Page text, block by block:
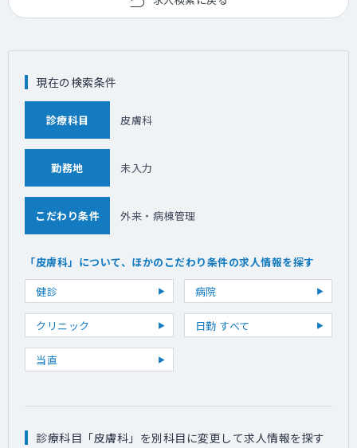
現在の検索条件
診療科目 皮膚科
勤務地 未入力
こだわり条件 外来・病棟管理
「皮膚科」について、ほかのこだわり条件の求人情報を探す
健診
病院
クリニック 日勤 すべて
当直
診療科目「皮膚科」を別科目に変更して求人情報を探す